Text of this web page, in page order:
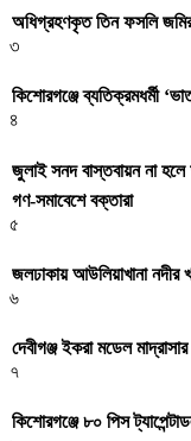
অধিগ্রহণকৃত তিন ফসলি জমির
৩
কিশোরগঞ্জে ব্যতিক্রমধর্মী
৪
জুলাই সনদ বাস্তবায়ন না
গণ-সমাবেশে বক্তারা
৫
জলঢাকায় আউলিয়াখানা নদীর
৬
দেবীগঞ্জ ইকরা মডেল
৭
কিশোরগঞ্জে ৮০ পিস